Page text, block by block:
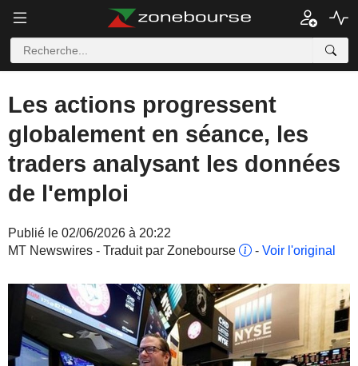
Les actions progressent
globalement en séance, les
traders analysant les données
de l'emploi
Publié le 02/06/2026 à 20:22
MT Newswires - Traduit par Zonebourse
- Voir l'original